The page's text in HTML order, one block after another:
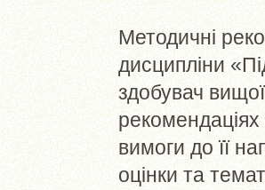
Методичні
дисципліни
здобувач
вимоги до її
оцінки та